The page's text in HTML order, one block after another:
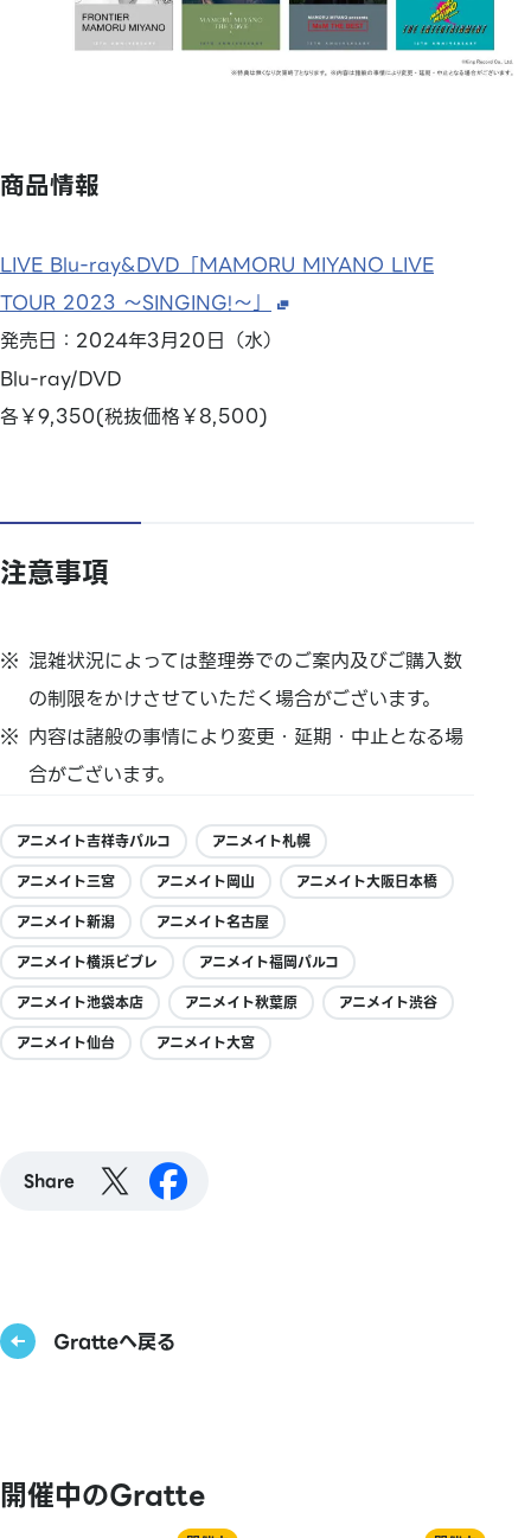
商品情報
LIVE Blu-ray&DVD「MAMORU MIYANO LIVE
TOUR 2023 〜SINGING!〜」
発売日：2024年3月20日（水）
Blu-ray/DVD
各￥9,350(税抜価格￥8,500)
注意事項
混雑状況によっては整理券でのご案内及びご購入数
の制限をかけさせていただく場合がございます。
内容は諸般の事情により変更・延期・中止となる場
合がございます。
アニメイト吉祥寺パルコ
アニメイト札幌
アニメイト三宮
アニメイト岡山
アニメイト大阪日本橋
アニメイト新潟
アニメイト名古屋
アニメイト横浜ビブレ
アニメイト福岡パルコ
アニメイト池袋本店
アニメイト秋葉原
アニメイト渋谷
アニメイト仙台
アニメイト大宮
Share
Gratteへ戻る
開催中のGratte